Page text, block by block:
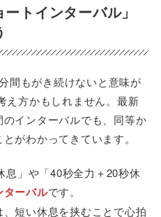
トインターバル」
間もがき続けないと意味が
方かもしれません。最新
インターバルでも、同等か
がわかってきています。
息」や「40秒全力＋20秒休
ターバルです。
短い休息を挟むことで心拍